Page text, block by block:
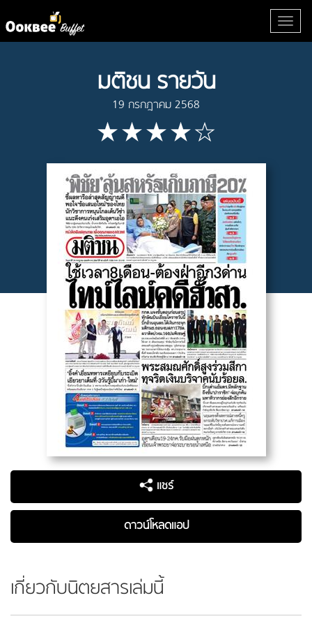
มติชน รายวัน
19 กรกฎาคม 2568
แชร์
ดาวน์โหลดแอป
เกี่ยวกับนิตยสารเล่มนี้